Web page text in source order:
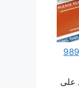
98951133
على